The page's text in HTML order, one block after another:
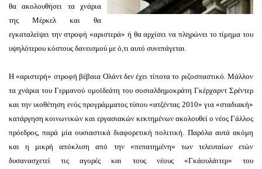
θα ακολουθήσει τα χνάρια
της Μέρκελ και θα
εγκαταλείψει την στροφή «αριστερά» ή θα αρχίσει να πληρώνει το τίμημα του
υψηλότερου κόστους δανεισμού με ό,τι αυτό συνεπάγεται.
Η «αριστερή» στροφή βέβαια Ολάντ δεν έχει τίποτα το ριζοσπαστικό. Μάλλον
τα χνάρια του Γερμανού ομοϊδεάτη του σοσιαλδημοκράτη Γκέρχαρντ Σρέντερ
και την υιοθέτηση ενός προγράμματος τύπου «ατζέντας 2010» για «σταδιακή»
κατάργηση κοινωνικών και εργασιακών κεκτημένων ακολουθεί ο νέος Γάλλος
πρόεδρος, παρά μία ουσιαστικά διαφορετική πολιτική. Παρόλα αυτά ακόμη
και η μικρή απόκλιση από την «πεπατημένη» των τελευταίων ετών
δυσανασχετεί τις αγορές και τους νέους «Γκάουλάιτερ» του